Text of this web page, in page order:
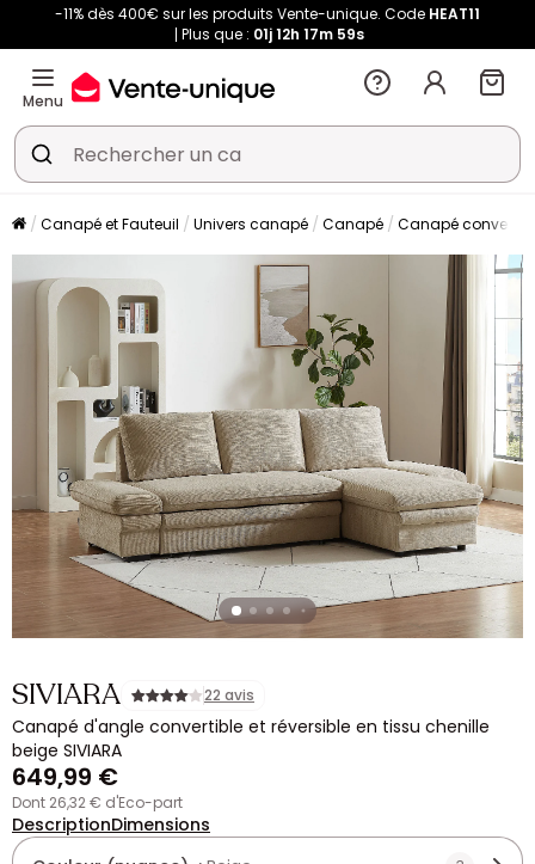
-11% dès 400€ sur les produits Vente-unique. Code HEAT11
Plus que : 01j12h 17m 58s
Menu
Canapé et Fauteuil Univers canapé Canapé Canapé
SIVIARA 22 avis
Canapé d'angle convertible et réversible en tissu chenille
beige SIVIARA
649,99 €
dont 26,32 € d'Eco-part
DescriptionDimensions